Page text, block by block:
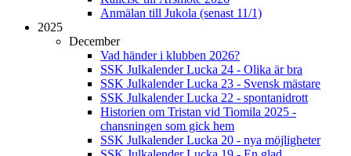
Anmälan till Jukola (senast 11/1)
2025
December
Vad händer i klubben 2026?
SSK Julkalender Lucka 24 - Olika är bra
SSK Julkalender Lucka 23 - Svensk mästare
SSK Julkalender Lucka 22 - spontanidrott
Historien om Tristan vid Tiomila 2025 -
chansningen som gick hem
SSK Julkalender Lucka 20 - nya möjligheter